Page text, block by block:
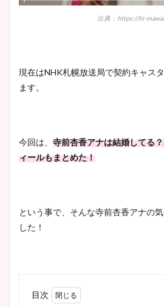
出典：https://hi-
現在はNHK札幌放送局で契約キャス
ます。
今回は、 寺前杏香アナは結婚してる
ィールもまとめた！
という事で、そんな寺前杏香アナの
した！
目次